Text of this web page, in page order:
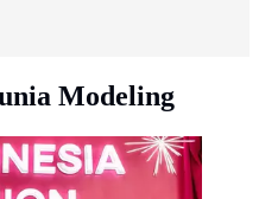
Modeling